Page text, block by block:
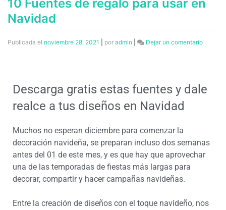
10 Fuentes de regalo para usar en
Navidad
Publicada el noviembre 28, 2021 por admin Dejar un comentario
Descarga gratis estas fuentes y dale
realce a tus diseños en Navidad
Muchos no esperan diciembre para comenzar la
decoración navideña, se preparan incluso dos semanas
antes del 01 de este mes, y es que hay que aprovechar
una de las temporadas de fiestas más largas para
decorar, compartir y hacer campañas navideñas.
Entre la creación de diseños con el toque navideño, nos